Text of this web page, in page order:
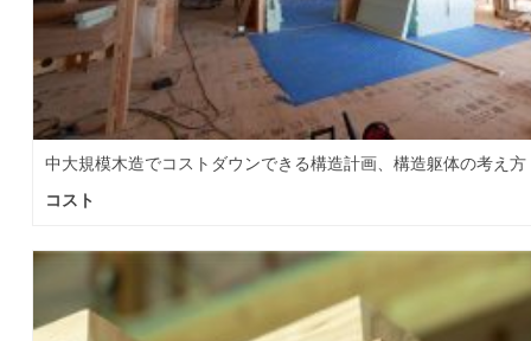
中大規模木造でコストダウンできる構造計画、構造躯体の考え方
コスト